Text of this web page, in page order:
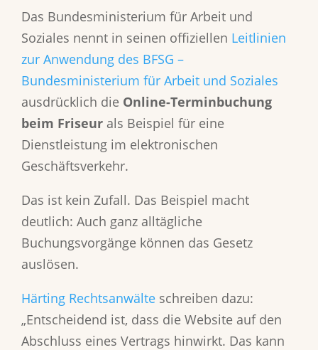
Das Bundesministerium für Arbeit und
Soziales nennt in seinen offiziellen Leitlinien
zur Anwendung des BFSG –
Bundesministerium für Arbeit und Soziales
ausdrücklich die Online-Terminbuchung
beim Friseur als Beispiel für eine
Dienstleistung im elektronischen
Geschäftsverkehr.
Das ist kein Zufall. Das Beispiel macht
deutlich: Auch ganz alltägliche
Buchungsvorgänge können das Gesetz
auslösen.
Härting Rechtsanwälte schreiben dazu:
„Entscheidend ist, dass die Website auf den
Abschluss eines Vertrags hinwirkt. Das kann